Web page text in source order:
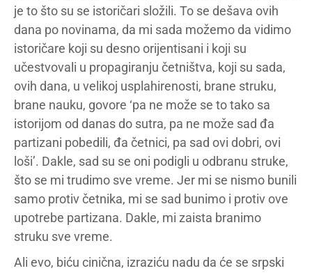
je to što su se istoričari složili. To se dešava ovih
dana po novinama, da mi sada možemo da vidimo
istoričare koji su desno orijentisani i koji su
učestvovali u propagiranju četništva, koji su sada,
ovih dana, u velikoj usplahirenosti, brane struku,
brane nauku, govore ‘pa ne može se to tako sa
istorijom od danas do sutra, pa ne može sad đa
partizani pobedili, đa četnici, pa sad ovi dobri, ovi
loši’. Dakle, sad su se oni podigli u odbranu struke,
što se mi trudimo sve vreme. Jer mi se nismo bunili
samo protiv četnika, mi se sad bunimo i protiv ove
upotrebe partizana. Dakle, mi zaista branimo
struku sve vreme.
Ali evo, biću cinična, izraziću nadu da će se srpski